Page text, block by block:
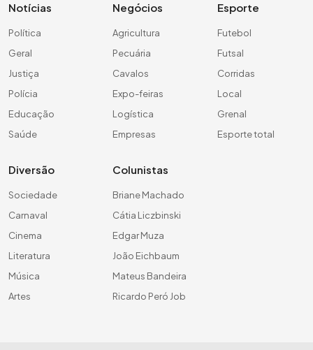
Notícias
Política
Geral
Justiça
Polícia
Educação
Saúde
Negócios
Agricultura
Pecuária
Cavalos
Expo-feiras
Logística
Empresas
Esporte
Futebol
Futsal
Corridas
Local
Grenal
Esporte total
Diversão
Sociedade
Carnaval
Cinema
Literatura
Música
Artes
Colunistas
Briane Machado
Cátia Liczbinski
Edgar Muza
João Eichbaum
Mateus Bandeira
Ricardo Peró Job